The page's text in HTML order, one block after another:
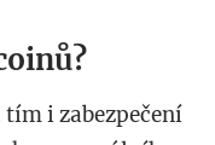
i zabezpečení